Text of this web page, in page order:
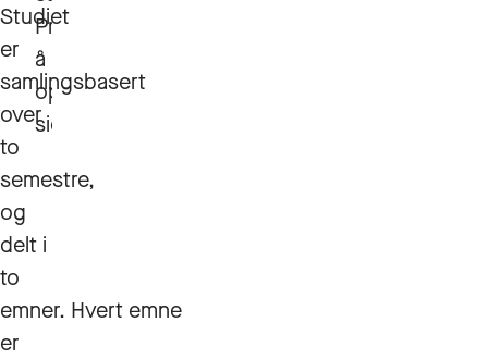
Studiet
er
samlingsbasert
over
to
semestre,
og
delt i
to
emner. Hvert emne
er